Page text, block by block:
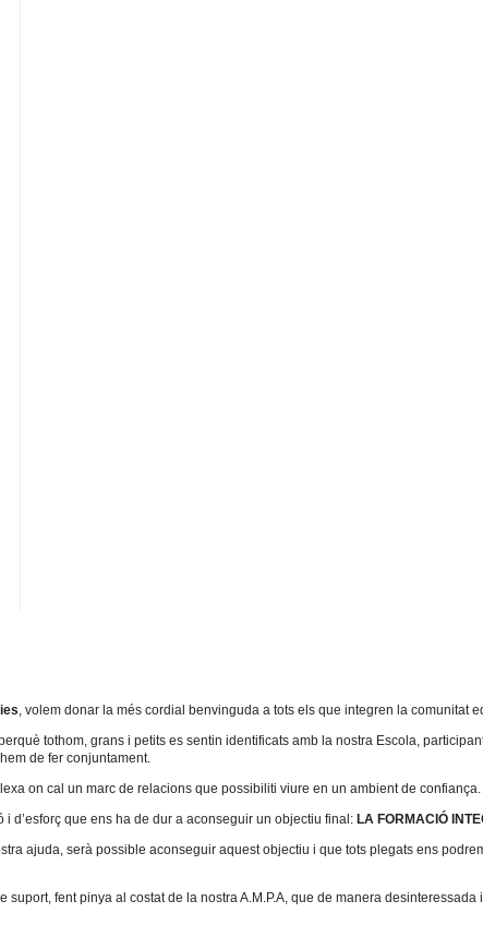
, volem donar la més cordial benvinguda a tots els que integren la comunitat
tothom, grans i petits es sentin identificats amb la nostra Escola,
de fer conjuntament.
on cal un marc de relacions que possibiliti viure en un ambient de confiança.
i d’esforç que ens ha de dur a aconseguir un objectiu final: LA FORMACIÓ
ajuda, serà possible aconseguir aquest objectiu i que tots plegats ens
suport, fent pinya al costat de la nostra A.M.P.A, que de manera